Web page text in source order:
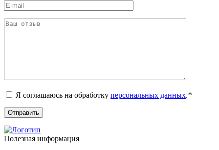
Я соглашаюсь на обработку персональных данных.*
Полезная информация